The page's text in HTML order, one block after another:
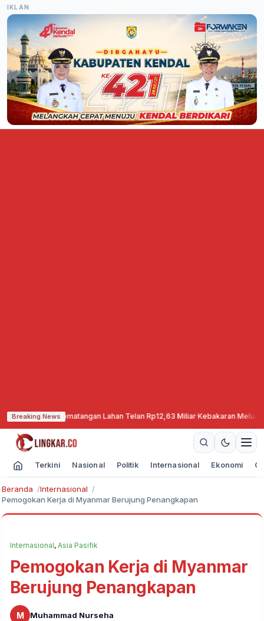
IKLAN
Breaking News
Pematangan Lahan Telan Rp12,63 Miliar·Kebakaran Meluas,
Terkini Nasional Politik Internasional Ekonomi
Beranda
Internasional
Pemogokan Kerja di Myanmar Berujung Penangkapan
Internasional, Asia Pasifik
Pemogokan Kerja di Myanmar
Berujung Penangkapan
M
Muhammad Nurseha